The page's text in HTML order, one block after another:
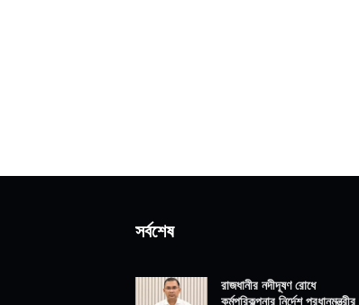
সর্বশেষ
রাজধানীর নদীদূষণ রোধে
কর্মপরিকল্পনার নির্দেশ প্রধানমন্ত্রীর